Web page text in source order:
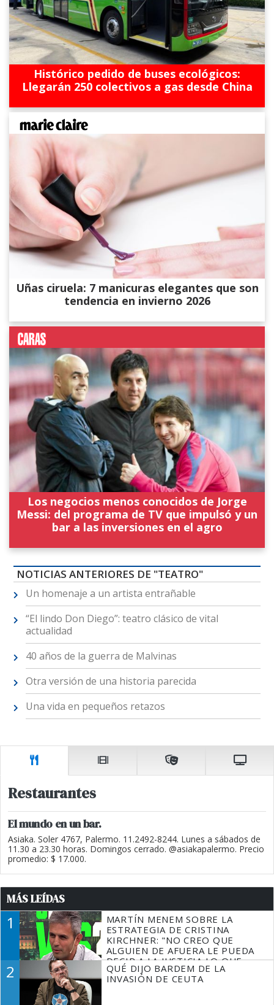
Histórico pedido de buses ecológicos:
Llegarán 250 colectivos a gas desde China
Uñas ciruela: 7 manicuras elegantes que son
tendencia en invierno 2026
Los negocios menos conocidos de Jorge
Messi: del programa de TV que impulsó y un
bar a las inversiones en el agro
NOTICIAS ANTERIORES DE "TEATRO"
Un homenaje a un artista entrañable
“El lindo Don Diego”: teatro clásico de vital
actualidad
40 años de la guerra de Malvinas
Otra versión de una historia parecida
Una vida en pequeños retazos
Restaurantes
El mundo en un bar.
Asiaka. Soler 4767, Palermo. 11.2492-8244. Lunes a sábados de
11.30 a 23.30 horas. Domingos cerrado. @asiakapalermo. Precio
promedio: $ 17.000.
MÁS LEÍDAS
1
MARTÍN MENEM SOBRE LA
ESTRATEGIA DE CRISTINA
KIRCHNER: "NO CREO QUE
ALGUIEN DE AFUERA LE PUEDA
DECIR A LA JUSTICIA LO QUE
TIENE QUE HACER"
2
QUÉ DIJO BARDEM DE LA
INVASIÓN DE CEUTA